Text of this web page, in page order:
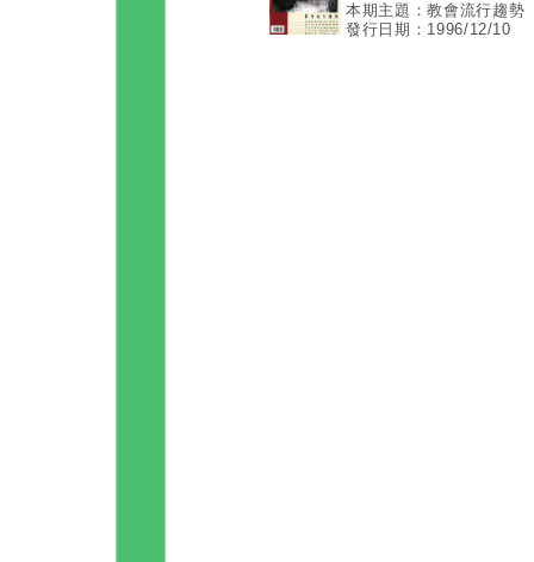
本期主題：教會流行趨勢
發行日期：1996/12/10